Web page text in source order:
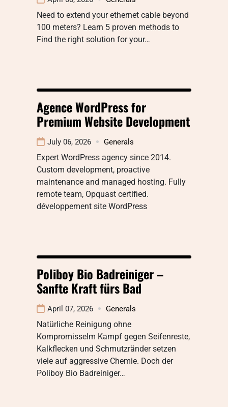
Need to extend your ethernet cable beyond
100 meters? Learn 5 proven methods to
Find the right solution for your…
Agence WordPress for
Premium Website Development
July 06, 2026 Generals
Expert WordPress agency since 2014.
Custom development, proactive
maintenance and managed hosting. Fully
remote team, Opquast certified.
développement site WordPress
Poliboy Bio Badreiniger –
Sanfte Kraft fürs Bad
April 07, 2026 Generals
Natürliche Reinigung ohne
KompromisseIm Kampf gegen Seifenreste,
Kalkflecken und Schmutzränder setzen
viele auf aggressive Chemie. Doch der
Poliboy Bio Badreiniger…